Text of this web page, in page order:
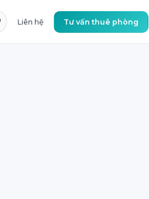
Liên hệ Tư vấn thuê phòng